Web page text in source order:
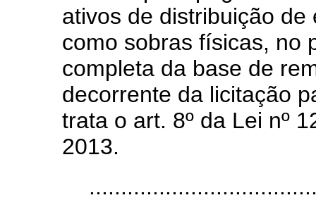
ativos de distribuição
como sobras físicas, no
completa da base de
decorrente da licitação
trata o art. 8º da Lei nº
2013.